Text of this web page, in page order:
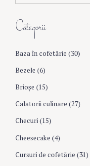
a
c
o
r
Categorii
Baza în cofetărie (30)
Bezele (6)
Brioşe (15)
Calatorii culinare (27)
Checuri(15)
Cheesecake (4)
Cursuri de cofetărie (31)